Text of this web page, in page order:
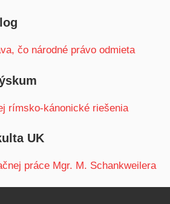
čo národné právo odmieta
rímsko-kánonické riešenia
UK
práce Mgr. M. Schankweilera